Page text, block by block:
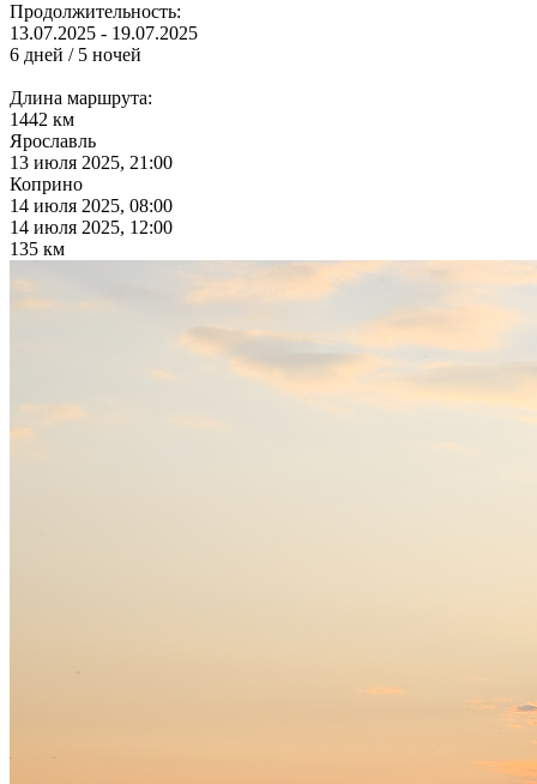
Продолжительность:
13.07.2025 - 19.07.2025
6 дней / 5 ночей
Длина маршрута:
1442 км
Ярославль
13 июля 2025, 21:00
Коприно
14 июля 2025, 08:00
14 июля 2025, 12:00
135 км